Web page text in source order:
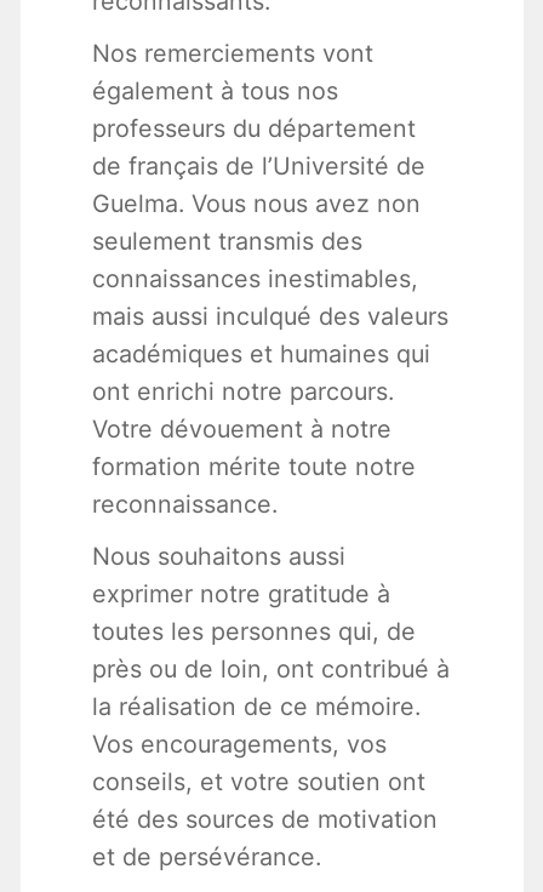
Nos remerciements vont
également à tous nos
professeurs du département
de français de l’Université de
Guelma. Vous nous avez non
seulement transmis des
connaissances inestimables,
mais aussi inculqué des valeurs
académiques et humaines qui
ont enrichi notre parcours.
Votre dévouement à notre
formation mérite toute notre
reconnaissance.
Nous souhaitons aussi
exprimer notre gratitude à
toutes les personnes qui, de
près ou de loin, ont contribué à
la réalisation de ce mémoire.
Vos encouragements, vos
conseils, et votre soutien ont
été des sources de motivation
et de persévérance.